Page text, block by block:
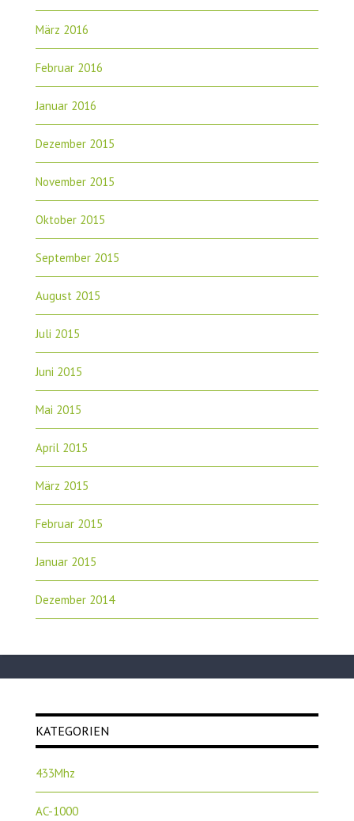
März 2016
Februar 2016
Januar 2016
Dezember 2015
November 2015
Oktober 2015
September 2015
August 2015
Juli 2015
Juni 2015
Mai 2015
April 2015
März 2015
Februar 2015
Januar 2015
Dezember 2014
KATEGORIEN
433Mhz
AC-1000